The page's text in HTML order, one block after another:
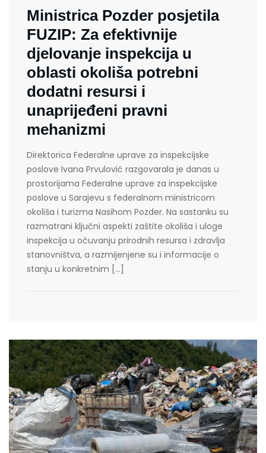
Ministrica Pozder posjetila
FUZIP: Za efektivnije
djelovanje inspekcija u
oblasti okoliša potrebni
dodatni resursi i
unaprijeđeni pravni
mehanizmi
Direktorica Federalne uprave za inspekcijske
poslove Ivana Prvulović razgovarala je danas u
prostorijama Federalne uprave za inspekcijske
poslove u Sarajevu s federalnom ministricom
okoliša i turizma Nasihom Pozder. Na sastanku su
razmatrani ključni aspekti zaštite okoliša i uloge
inspekcija u očuvanju prirodnih resursa i zdravlja
stanovništva, a razmijenjene su i informacije o
stanju u konkretnim […]